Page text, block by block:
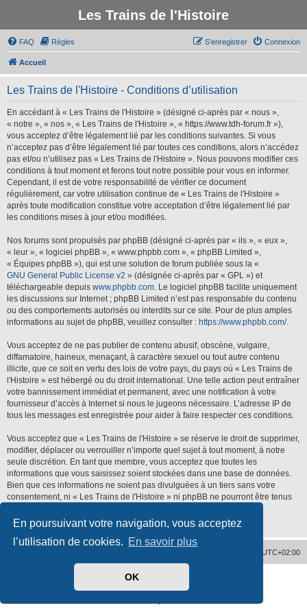
En poursuivant votre navigation, vous acceptez
l’utilisation de cookies. En savoir plus
OK
Les Trains de l'Histoire
FAQ Règles Connexion
S’enregistrer
Accueil
Les Trains de l'Histoire - Conditions d’utilisation
En accédant à « Les Trains de l'Histoire » (désigné ci-après par « nous »,
« notre », « nos », « Les Trains de l'Histoire », « https://www.tdh-forum.fr »),
vous acceptez d’être légalement lié par les conditions suivantes. Si vous
n’acceptez pas d’être légalement lié par toutes ces conditions, alors n’accédez
pas et/ou n’utilisez pas « Les Trains de l'Histoire ». Nous pouvons modifier ces
conditions à tout moment et ferons tout notre possible pour vous en informer.
Cependant, il est de votre responsabilité de vérifier ce document
régulièrement, car votre utilisation continue de « Les Trains de l'Histoire »
après toute modification constitue votre acceptation d’être légalement lié par
les conditions mises à jour et/ou modifiées.
Nos forums sont propulsés par phpBB (désigné ci-après par « ils », « eux »,
« leur », « logiciel phpBB », « www.phpbb.com », « phpBB Limited »,
« Équipes phpBB »), qui est une solution de forum publiée sous la «
GNU General Public License v2 » (désignée ci-après par « GPL ») et
téléchargeable depuis www.phpbb.com. Le logiciel phpBB facilite uniquement
les discussions sur Internet ; phpBB Limited n’est pas responsable du contenu
ou des comportements autorisés ou interdits sur ce site. Pour de plus amples
informations au sujet de phpBB, veuillez consulter : https://www.phpbb.com/.
Vous acceptez de ne pas publier de contenu abusif, obscène, vulgaire,
diffamatoire, haineux, menaçant, à caractère sexuel ou tout autre contenu
illicite, que ce soit en vertu des lois de votre pays, du pays où « Les Trains de
l'Histoire » est hébergé ou du droit international. Une telle action peut entraîner
votre bannissement immédiat et permanent, avec une notification à votre
fournisseur d’accès à Internet si nous le jugeons nécessaire. L’adresse IP de
tous les messages est enregistrée pour aider à faire respecter ces conditions.
Vous acceptez que « Les Trains de l'Histoire » se réserve le droit de supprimer,
modifier, déplacer ou verrouiller n’importe quel sujet à tout moment, à notre
seule discrétion. En tant que membre, vous acceptez que toutes les
informations que vous saisissez soient stockées dans une base de données.
Bien que ces informations ne soient pas divulguées à un tiers sans votre
consentement, ni « Les Trains de l'Histoire » ni phpBB ne pourront être tenus
compromission des données.
UTC+02:00
phpBB ® Forum Software © phpBB Limited
phpBB-fr.com